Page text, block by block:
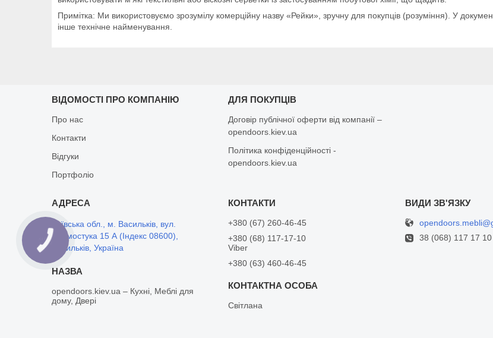
Примітка: Ми використовуємо зрозумілу комерційну назву «Рейки», зручну для покупців (розуміння). У
інше технічне найменування.
ВІДОМОСТІ ПРО КОМПАНІЮ
Про нас
Контакти
Відгуки
Портфоліо
ДЛЯ ПОКУПЦІВ
Договір публічної оферти від компанії –
opendoors.kiev.ua
Політика конфіденційності -
opendoors.kiev.ua
Київська обл., м. Васильків, вул.
Дармостука 15 А (Індекс 08600),
Васильків, Україна
opendoors.kiev.ua – Кухні, Меблі для
дому, Двері
+380 (67) 260-46-45
+380 (68) 117-17-10
Viber
+380 (63) 460-46-45
Світлана
38 (068) 117 17 10